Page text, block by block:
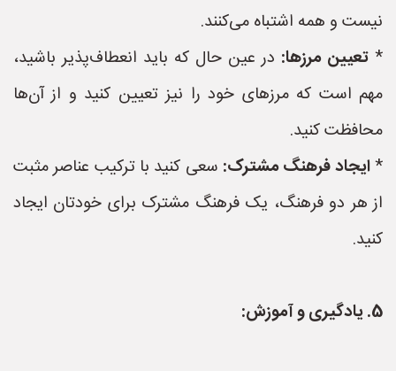
نیست و همه اشتباه می‌کنند.
* تعیین مرزها: در عین حال که باید انعطاف‌پذیر باشید،
مهم است که مرزهای خود را نیز تعیین کنید و از آن‌ها
محافظت کنید.
*ایجاد فرهنگ مشترک: سعی کنید با ترکیب عناصر مثبت
از هر دو فرهنگ، یک فرهنگ مشترک برای خودتان ایجاد
کنید.
5. یادگیری و آموزش: